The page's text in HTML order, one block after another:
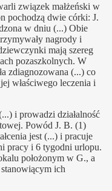
związek małżeński w
pochodzą dwie córki: J.
w dniu (...) Obie
nagrody i
mają szereg
pozaszkolnych. W
zdiagnozowana (...) co
właściwego leczenia i
i prowadzi działalność
Powód J. B. (1)
jest (...) i pracuje
pracy i 6 tygodni urlopu.
położonym w G., a
ich